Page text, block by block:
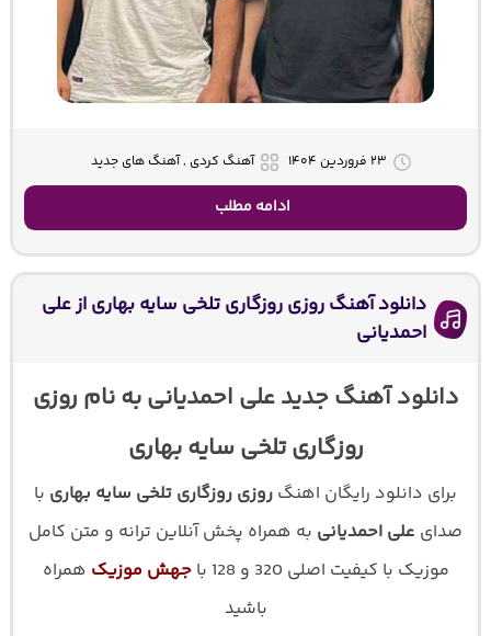
۲۳ فروردین ۱۴۰۴ آهنگ کردی , آهنگ های جدید
ادامه مطلب
دانلود آهنگ روزی روزگاری تلخی سایه بهاری از علی
احمدیانی
دانلود آهنگ جدید علی احمدیانی به نام روزی
روزگاری تلخی سایه بهاری
برای دانلود رایگان اهنگ روزی روزگاری تلخی سایه بهاری با
صدای علی احمدیانی به همراه پخش آنلاین ترانه و متن کامل
موزیک با کیفیت اصلی 320 و 128 با
جهش موزیک همراه
باشید